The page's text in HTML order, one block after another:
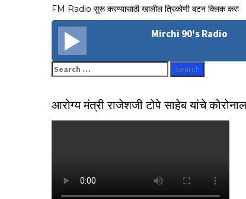
FM Radio सुरू करण्यासाठी खालील त्रिकोणी बटन क्लिक करा
Mirchi 90's Radio
Search
for:
आरोग्य मंत्री राजेशजी टोपे साहेब यांचे